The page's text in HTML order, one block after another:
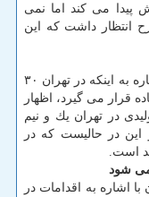
پیدا می كند اما نمی
انتظار داشت كه این
وی در بخش دیگری از صحبت های خود با اشاره به اینكه در تهران ۳۰
قرار می گیرد، اظهار
در تهران یك و نیم
در حالیست كه در
است.
می شود
اشاره به اقدامات در